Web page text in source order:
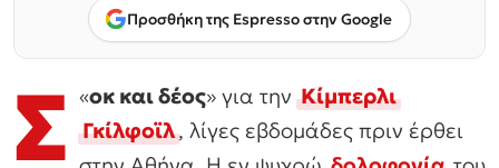
Προσθήκη της Espresso στην Google
«
Σ οκ και δέος» για τηνΚίμπερλι
Γκίλφοϊλ, λίγες εβδομάδες πριν έρθει